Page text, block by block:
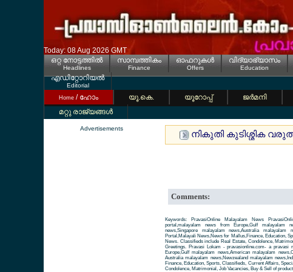
Today: 08 Aug 2026 GMT
ഒറ്റ നോട്ടത്തില്‍
Headlines
സാമ്പത്തികം
Finance
ഓഫറുകള്‍
Offers
വിദ്യാഭ്യാസം
Education
എഡിറ്റോറിയല്‍
Editorial
Home / ഹോം യൂ.കെ. യൂറോപ്പ് ജര്‍മനി
മറ്റു രാജ്യങ്ങള്‍
Advertisements
നികുതി കുടിശ്ശിക
Comments:
Keywords: PravasiOnline Malayalam News
portal,malayalam news from Europe,Gulf malayalam
news,Singapore malayalam news,Australia malayalam
Portal,Malayali News,News for Mallus,Finance, Education,
News. Classifieds include Real Estate, Condolence,
Greetings. Pravasi Lokam - pravasionline.com- a
Europe,Gulf malayalam news,American malayalam
Australia malayalam news,Newzealand malayalam
Finance, Education, Sports, Classifieds, Current Affairs,
Condolence, Matrimonial, Job Vacancies, Buy & Sell of